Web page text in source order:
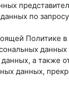
по
Политике
а
данных,